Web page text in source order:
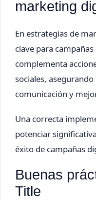
marketing
En estrategias de
clave para
complementa
sociales,
comunicación y
Una correcta
potenciar
éxito de campañas
Buenas
Title